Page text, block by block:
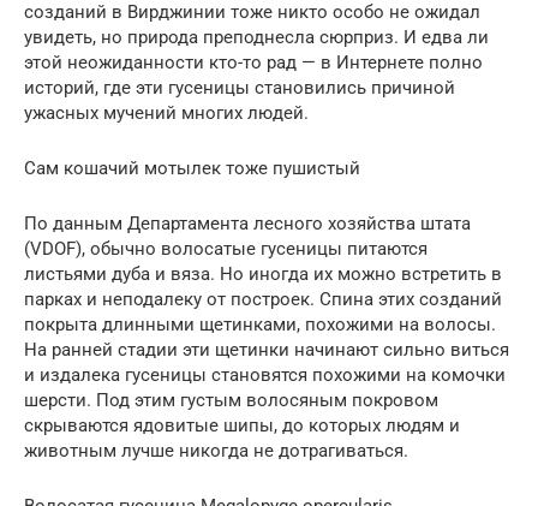
созданий в Вирджинии тоже никто особо не ожидал
увидеть, но природа преподнесла сюрприз. И едва ли
этой неожиданности кто-то рад — в Интернете полно
историй, где эти гусеницы становились причиной
ужасных мучений многих людей.
Сам кошачий мотылек тоже пушистый
По данным Департамента лесного хозяйства штата
(VDOF), обычно волосатые гусеницы питаются
листьями дуба и вяза. Но иногда их можно встретить в
парках и неподалеку от построек. Спина этих созданий
покрыта длинными щетинками, похожими на волосы.
На ранней стадии эти щетинки начинают сильно виться
и издалека гусеницы становятся похожими на комочки
шерсти. Под этим густым волосяным покровом
скрываются ядовитые шипы, до которых людям и
животным лучше никогда не дотрагиваться.